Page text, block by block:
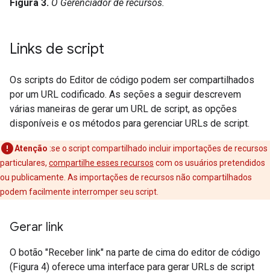
Figura 3. O Gerenciador de recursos.
Links de script
Os scripts do Editor de código podem ser compartilhados
por um URL codificado. As seções a seguir descrevem
várias maneiras de gerar um URL de script, as opções
disponíveis e os métodos para gerenciar URLs de script.
Atenção :se o script compartilhado incluir importações de recursos
particulares, compartilhe esses recursos com os usuários pretendidos
ou publicamente. As importações de recursos não compartilhados
podem facilmente interromper seu script.
Gerar link
O botão "Receber link" na parte de cima do editor de código
(Figura 4) oferece uma interface para gerar URLs de script